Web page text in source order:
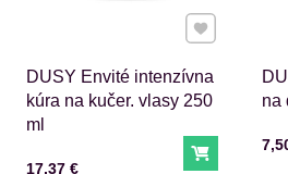
DUSY Envité intenzívna
kúra na kučer. vlasy 250
ml
Cena s DPH
17,37 € Do košíka
Pridať k
na